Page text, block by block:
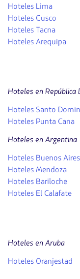
Hoteles Lima
Hoteles Cusco
Hoteles Tacna
Hoteles Arequipa
Hoteles en República
Hoteles Santo
Hoteles Punta Cana
Hoteles en Argentina
Hoteles Buenos Aires
Hoteles Mendoza
Hoteles Bariloche
Hoteles El Calafate
Hoteles en Aruba
Hoteles Oranjestad